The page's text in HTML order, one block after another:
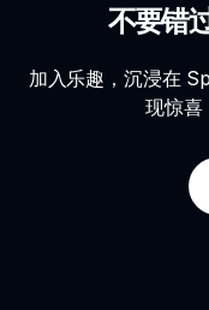
不要错
加入乐趣，沉浸在
现惊喜